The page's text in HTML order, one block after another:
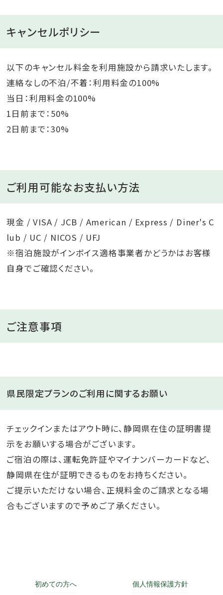
キャンセルポリシー
以下のキャンセル料金を利用施設から請求いたします。
連絡なしの不泊/不着：利用料金の100%
当日：利用料金の100%
1日前まで：50%
2日前まで：30%
ご利用可能なお支払い方法
現金 / VISA / JCB / American / Express / Diner's C
lub / UC / NICOS / UFJ
※宿泊施設がインボイス適格事業者かどうかはお客様
自身でご確認ください。
ご注意事項
県民限定プランのご利用に関するお願い
チェックインまたはアウト時に、静岡県在住の証明書提
示をお願いする場合がございます。
ご宿泊の際は、運転免許証やマイナンバーカードなど、
静岡県在住が証明できるものをお持ちください。
ご提示いただけない場合、正規料金のご請求となる場
合もございますので予めご了承ください。
初めての方へ 個人情報保護方針